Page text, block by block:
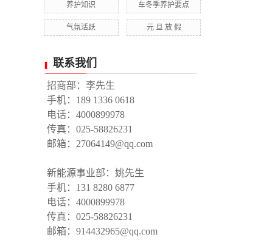
养护知识 车冬季养护要点
气氛活跃 元 旦 放 假
联系我们
招商部：李先生
手机：189 1336 0618
电话：4000899978
传真：025-58826231
邮箱：27064149@qq.com
新能源事业部：姚先生
手机：131 8280 6877
电话：4000899978
传真：025-58826231
邮箱：914432965@qq.com